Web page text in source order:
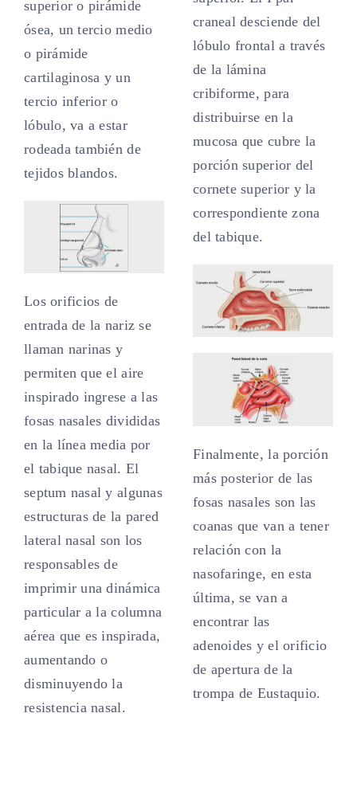
superior o pirámide
ósea, un tercio medio
o pirámide
cartilaginosa y un
tercio inferior o
lóbulo, va a estar
rodeada también de
tejidos blandos.
Los orificios de
entrada de la nariz se
llaman narinas y
permiten que el aire
inspirado ingrese a las
fosas nasales divididas
en la línea media por
el tabique nasal. El
septum nasal y algunas
estructuras de la pared
lateral nasal son los
responsables de
imprimir una dinámica
particular a la columna
aérea que es inspirada,
aumentando o
disminuyendo la
resistencia nasal.
craneal desciende del
lóbulo frontal a través
de la lámina
cribiforme, para
distribuirse en la
mucosa que cubre la
porción superior del
cornete superior y la
correspondiente zona
del tabique.
Finalmente, la porción
más posterior de las
fosas nasales son las
coanas que van a tener
relación con la
nasofaringe, en esta
última, se van a
encontrar las
adenoides y el orificio
de apertura de la
trompa de Eustaquio.